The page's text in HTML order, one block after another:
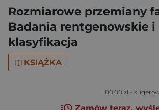
Rozmiarowe przemiany
Badania rentgenowskie i
klasyfikacja
KSIĄŻKA
80,00 zł -